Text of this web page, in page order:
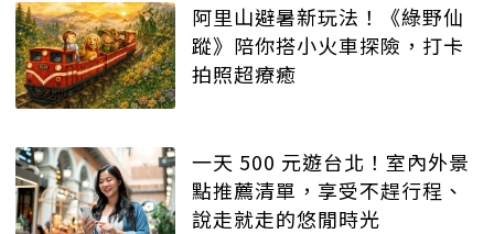
阿里山避暑新玩法！《綠野仙
蹤》陪你搭小火車探險，打卡
拍照超療癒
一天 500 元遊台北！室內外景
點推薦清單，享受不趕行程、
說走就走的悠閒時光